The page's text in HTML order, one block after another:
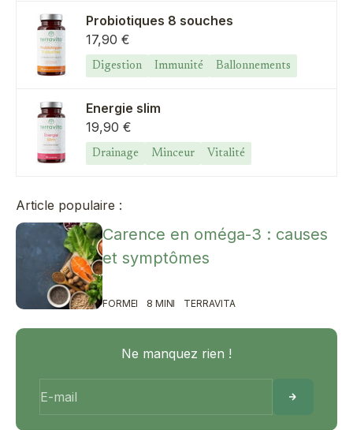
Probiotiques 8 souches
Prix de vente
17,90 €
Digestion Immunité Ballonnements
Energie slim
Prix de vente
19,90 €
Drainage Minceur Vitalité
Article populaire :
Carence en oméga-3 : causes
et symptômes
FORME 8 MIN TERRAVITA
Ne manquez rien !
E-mail